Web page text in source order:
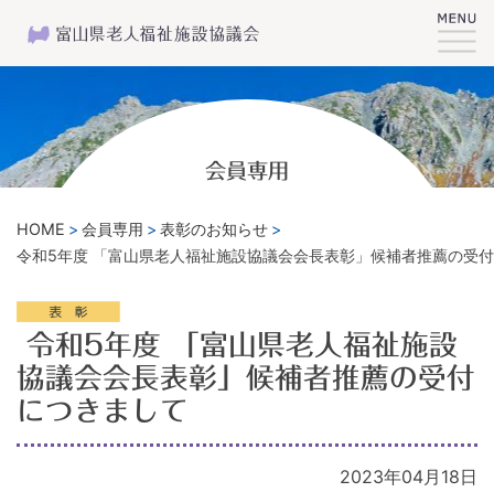
会員専用
HOME 会員専用
表彰のお知らせ
令和5年度 「富山県老人福祉施設協議会会長表彰」候補者推薦の受
令和5年度 「富山県老人福祉施設
協議会会長表彰」候補者推薦の受付
につきまして
2023年04月18日